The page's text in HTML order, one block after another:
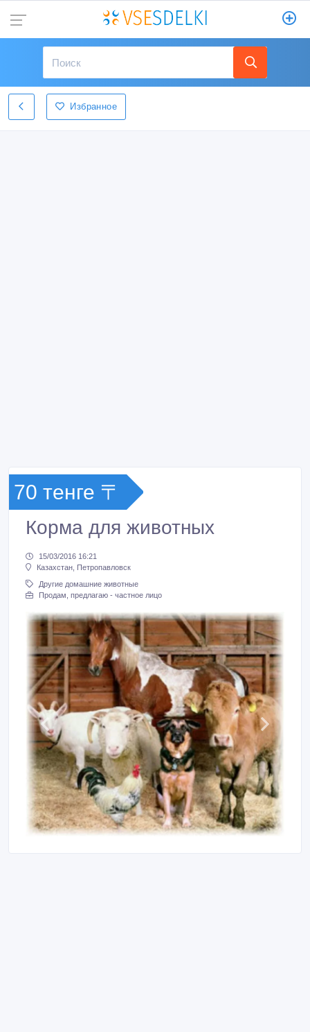
Избранное
70 тенге 〒
Корма для животных
15/03/2016 16:21
Казахстан, Петропавловск
Другие домашние животные
Продам, предлагаю - частное лицо